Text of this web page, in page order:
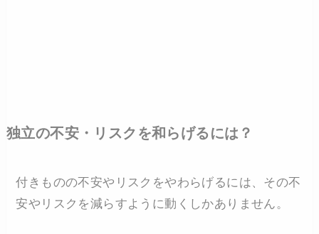
独立の不安・リスクを和らげるには？
付きものの不安やリスクをやわらげるには、その不
安やリスクを減らすように動くしかありません。